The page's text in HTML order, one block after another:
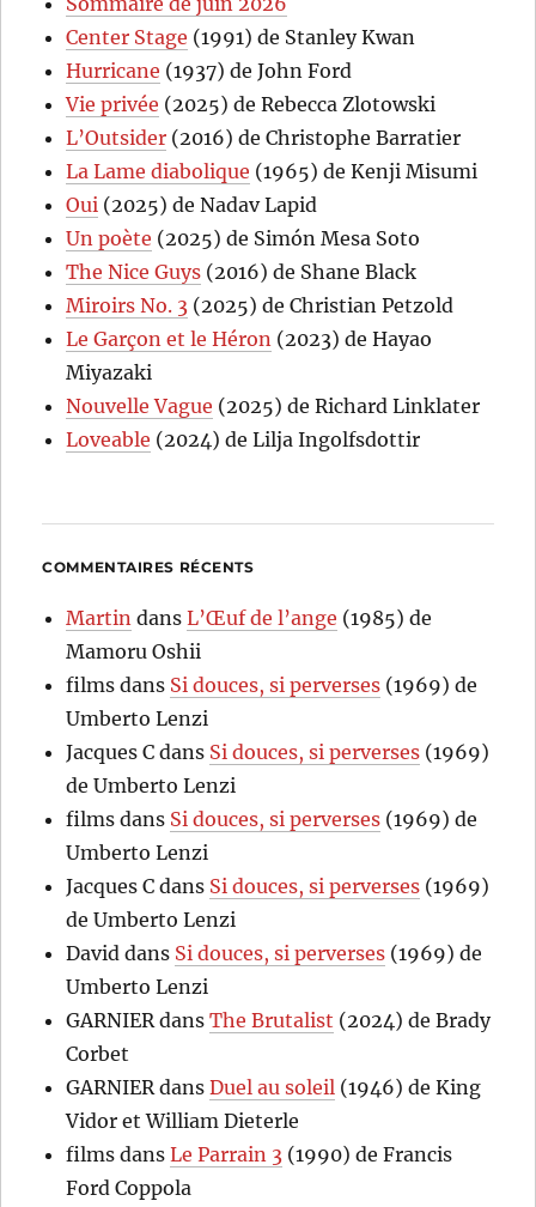
Center Stage (1991) de Stanley Kwan
Hurricane (1937) de John Ford
Vie privée (2025) de Rebecca Zlotowski
L’Outsider (2016) de Christophe Barratier
La Lame diabolique (1965) de Kenji Misumi
Oui (2025) de Nadav Lapid
Un poète (2025) de Simón Mesa Soto
The Nice Guys (2016) de Shane Black
Miroirs No. 3 (2025) de Christian Petzold
Le Garçon et le Héron (2023) de Hayao
Miyazaki
Nouvelle Vague (2025) de Richard Linklater
Loveable (2024) de Lilja Ingolfsdottir
COMMENTAIRES RÉCENTS
Martin dansL’Œuf de l’ange (1985) de
Mamoru Oshii
films dans Si douces, si perverses (1969) de
Umberto Lenzi
Jacques C dans Si douces, si perverses (1969)
de Umberto Lenzi
films dans Si douces, si perverses (1969) de
Umberto Lenzi
Jacques C dans Si douces, si perverses (1969)
de Umberto Lenzi
David dans Si douces, si perverses (1969) de
Umberto Lenzi
GARNIER dansThe Brutalist (2024) de Brady
Corbet
GARNIER dansDuel au soleil (1946) de King
Vidor et William Dieterle
films dansLe Parrain 3 (1990) de Francis
Ford Coppola